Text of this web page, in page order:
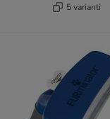
5 varianti